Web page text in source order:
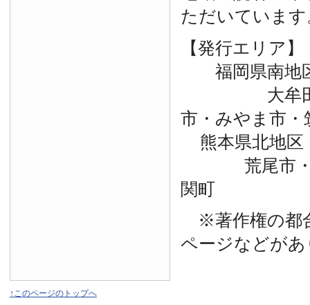
ただいています
【発行エリア】
福岡県南地
大牟田市
市・みやま市・
熊本県北地区
荒尾市・玉
関町
※著作権の都
ページなどが
↑このページのトップへ